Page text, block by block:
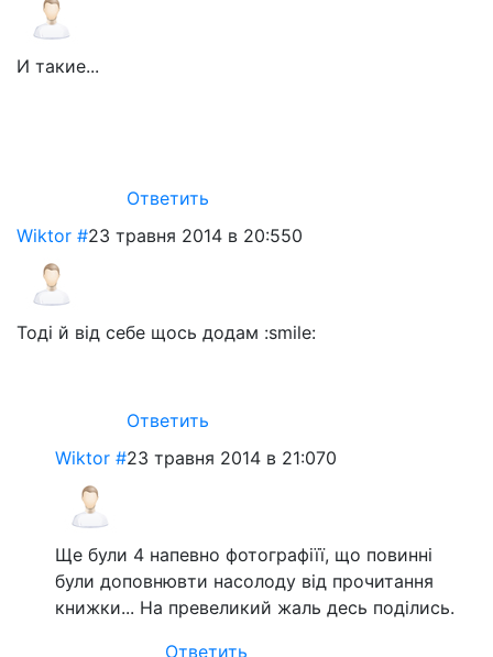
И такие...
Ответить
Wiktor #23 травня 2014 в 20:550
Тоді й від себе щось додам :smile:
Ответить
Wiktor #23 травня 2014 в 21:070
Ще були 4 напевно фотографіїї, що повинні
були доповнювти насолоду від прочитання
книжки... На превеликий жаль десь поділись.
Ответить